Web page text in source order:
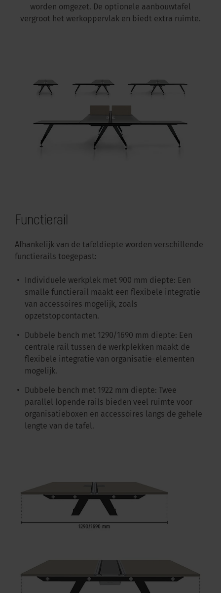
worden omgezet. De optionele aanbouwtafel
vergroot het werkoppervlak en biedt extra ruimte.
Functierail
Afhankelijk van de tafeldiepte worden verschillende
functierails toegepast:
Individuele werkplek met 900 mm diepte: Een
smalle functierail maakt een flexibele integratie
van accessoires mogelijk, zoals
opzetstopcontacten.
Dubbele bench met 1290/1690 mm diepte: Een
centrale rail tussen de werkplekken maakt de
flexibele integratie van organisatie-elementen
mogelijk.
Dubbele bench met 1922 mm diepte: Twee
parallel lopende rails bieden veel ruimte voor
organisatieboxen en accessoires langs de gehele
lengte van de tafel.